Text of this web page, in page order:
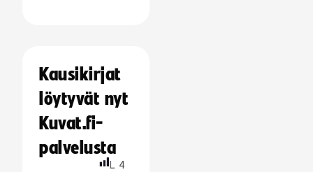
Kausikirjat
löytyvät nyt
Kuvat.fi-
palvelusta
L 4